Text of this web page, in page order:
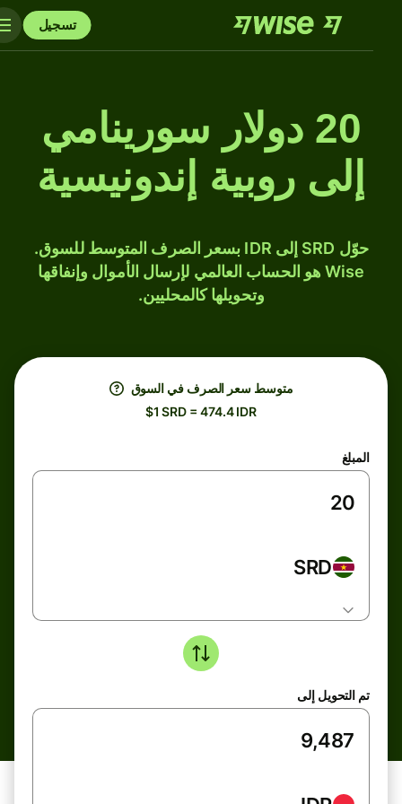
تسجيل
20 دولار سورينامي
إلى روبية إندونيسية
حوّل SRD إلى IDR بسعر الصرف المتوسط للسوق.
Wise هو الحساب العالمي لإرسال الأموال وإنفاقها
وتحويلها كالمحليين.
متوسط ​​سعر الصرف في السوق
$1 SRD = 474.4 IDR
المبلغ
SRD
تم التحويل إلى